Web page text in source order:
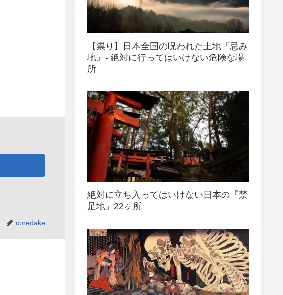
coredake
【祟り】日本全国の呪われた土地『忌み
地』- 絶対に行ってはいけない危険な場
所
絶対に立ち入ってはいけない日本の『禁
足地』22ヶ所